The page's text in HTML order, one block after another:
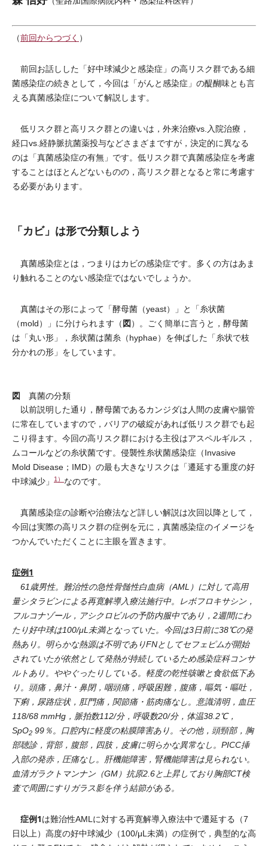
（前回からつづく ）
前回お話しした「好中球減少と感染症」の高リスク群である細
菌感染症の続きとして，今回は「がんと感染症」の醍醐味とも言
える真菌感染症について解説します。
低リスク群と高リスク群との違いは，外来治療vs.入院治療，
経口vs.経静脈抗菌薬投与などさまざまですが，決定的に異なる
のは「真菌感染症の有無」です。低リスク群で真菌感染症を考慮
することはほとんどないものの，高リスク群となると常に考慮す
る必要があります。
「カビ」は形で分類しよう
真菌感染症とは，つまりはカビの感染症です。多くの方はあま
り触れることのない感染症ではないでしょうか。
真菌はその形によって「酵母菌（yeast）」と「糸状菌
（mold）」に分けられます（図）。ごく簡単に言うと，酵母菌
は「丸い形」，糸状菌は菌糸（hyphae）を伸ばした「糸状で枝
分かれの形」をしています。
図 真菌の分類
以前説明した通り，酵母菌であるカンジダは人間の皮膚や腸管
に常在していますので，バリアの破綻があれば低リスク群でも起
こり得ます。今回の高リスク群における主役はアスペルギルス，
ムコールなどの糸状菌です。侵襲性糸状菌感染症（Invasive
Mold Disease；IMD）の最も大きなリスクは「遷延する重度の好
中球減少」
1） なのです。
真菌感染症の診断や治療法など詳しい解説は次回以降として，
今回は実際の高リスク群の症例を元に，真菌感染症のイメージを
つかんでいただくことに主眼を置きます。
症例1
61歳男性。難治性の急性骨髄性白血病（AML）に対して高用
量シタラビンによる再寛解導入療法施行中。レボフロキサシン，
フルコナゾール，アシクロビルの予防内服中であり，2週間にわ
たり好中球は100/μL未満となっていた。今回は3日前に38℃の発
熱あり。明らかな熱源は不明でありFNとしてセフェピムが開始
されていたが依然として発熱が持続しているため感染症科コンサ
ルトあり。ややぐったりしている。軽度の乾性咳嗽と食欲低下あ
り。頭痛，鼻汁・鼻閉，咽頭痛，呼吸困難，腹痛，嘔気・嘔吐，
下痢，尿路症状，肛門痛，関節痛・筋肉痛なし。意識清明，血圧
118/68 mmHg，脈拍数112/分，呼吸数20/分，体温38.2℃，
SpO2 99％。口腔内に軽度の粘膜障害あり。その他，頭頸部，胸
部聴診，背部，腹部，四肢，皮膚に明らかな異常なし。PICC挿
入部の発赤，圧痛なし。肝機能障害，腎機能障害は見られない。
血清ガラクトマンナン（GM）抗原2.6と上昇しており胸部CT検
査で周囲にすりガラス影を伴う結節がある。
症例1は難治性AMLに対する再寛解導入療法中で遷延する（7
日以上）高度の好中球減少（100/μL未満）の症例で，典型的な高